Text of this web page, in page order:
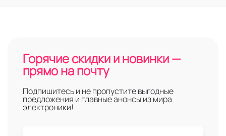
Горячие скидки и новинки —
прямо на почту
Подпишитесь и не пропустите выгодные
предложения и главные анонсы из мира
электроники!